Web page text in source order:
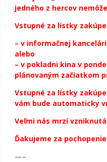
jedného z hercov
Vstupné za lístky
– v informačnej
alebo
– v pokladni kina v
plánovaným začiatkom
Vstupné za lístky
vám bude automaticky
Veľmi nás mrzí
Ďakujeme za
—–